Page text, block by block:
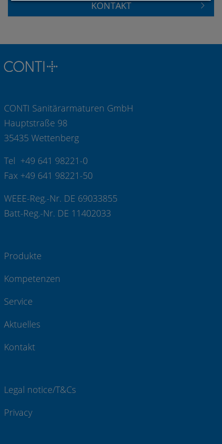
KONTAKT
CONTI Sanitärarmaturen GmbH
Hauptstraße 98
35435 Wettenberg
Tel +49 641 98221-0
Fax +49 641 98221-50
WEEE-Reg.-Nr. DE 69033855
Batt-Reg.-Nr. DE 11402033
Produkte
Kompetenzen
Service
Aktuelles
Kontakt
Legal notice/T&Cs
Privacy